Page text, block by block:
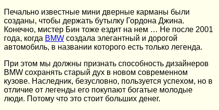
Печально известные мини дверные карманы были
созданы, чтобы держать бутылку Гордона Джина.
Конечно, мистер Бин тоже ездит на нем … Не после 2001
года, когда BMW создала элегантный и дорогой
автомобиль, в названии которого есть только легенда.
При этом мы должны признать способность дизайнеров
BMW сохранять старый дух в новом современном
кузове. Наследник, безусловно, пользуется успехом, но в
отличие от легенды его покупают богатые молодые
люди. Потому что это стоит больших денег.